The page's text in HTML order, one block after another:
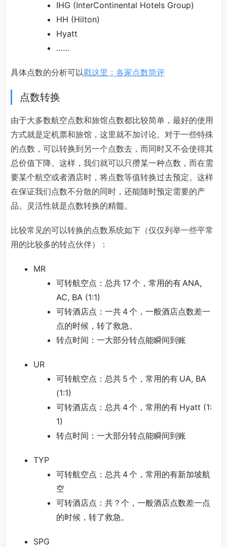
IHG (InterContinental Hotels Group)
HH (Hilton)
Hyatt
……
具体点数的分析可以戳这里：各家点数简评
点数转换
由于大多数航空点数和旅馆点数都比较简单，最好的使用
方式就是定机票和旅馆，这里就不加讨论。对于一些特殊
的点数，可以转换到另一个点数去，而同时又不会使得其
总价值下降。这样，我们就可以只攒某一种点数，而在需
要某个航空或者酒店时，将点数等值转换过去预定。这样
在保证我们点数不分散的同时，还能随时预定需要的产
品。灵活性就是点数转换的精髓。
比较常见的可以转换的点数系统如下（仅仅列举一些平常
用的比较多的转点伙伴）：
MR
可转航空点：总共 17 个，常用的有 ANA,
AC, BA (1:1)
可转酒店点：一共 4 个，一般酒店点数差一
点的时候，转了救急。
转点时间：一大部分转点能瞬间到账
UR
可转航空点：总共 5 个，常用的有 UA, BA
(1:1)
可转酒店点：总共 4 个，常用的有 Hyatt (1:
1)
转点时间：一大部分转点能瞬间到账
TYP
可转航空点：总共 4 个，常用的有新加坡航
空
可转酒店点：共？个，一般酒店点数差一点
的时候，转了救急。
SPG